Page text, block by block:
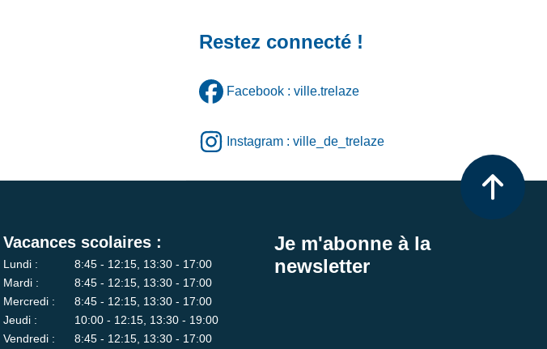
Restez connecté !
Facebook : ville.trelaze
Instagram : ville_de_trelaze
Vacances scolaires :
Lundi :
8:45 - 12:15, 13:30 - 17:00
Mardi :
8:45 - 12:15, 13:30 - 17:00
Mercredi :
8:45 - 12:15, 13:30 - 17:00
Jeudi :
10:00 - 12:15, 13:30 - 19:00
Vendredi :
8:45 - 12:15, 13:30 - 17:00
Je m'abonne à la
newsletter